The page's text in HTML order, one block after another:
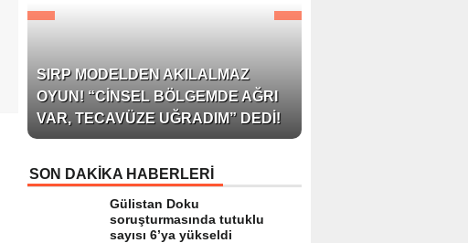
SIRP MODELDEN AKILALMAZ
OYUN! “CINSEL BÖLGEMDE AĞRI
VAR, TECAVÜZE UĞRADIM” DEDI!
SON DAKİKA HABERLERİ
Gülistan Doku
soruşturmasında tutuklu
sayısı 6’ya yükseldi